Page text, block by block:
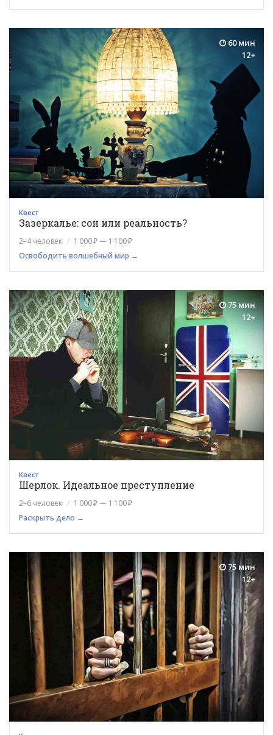
60 мин
12+
Квест
Зазеркалье: сон или реальность?
2–4 человек
1 000 ₽ — 1 100 ₽
Освободить волшебный мир →
75 мин
12+
Квест
Шерлок. Идеальное преступление
2–6 человек
1 000 ₽ — 1 100 ₽
Раскрыть дело →
75 мин
12+